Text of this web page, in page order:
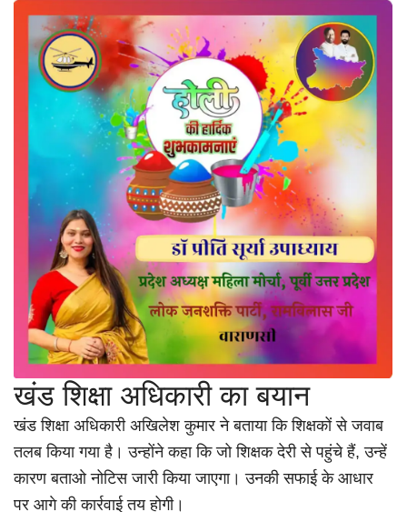
खंड शिक्षा अधिकारी का बयान
खंड शिक्षा अधिकारी अखिलेश कुमार ने बताया कि शिक्षकों से जवाब
तलब किया गया है। उन्होंने कहा कि जो शिक्षक देरी से पहुंचे हैं, उन्हें
कारण बताओ नोटिस जारी किया जाएगा। उनकी सफाई के आधार
पर आगे की कार्रवाई तय होगी।